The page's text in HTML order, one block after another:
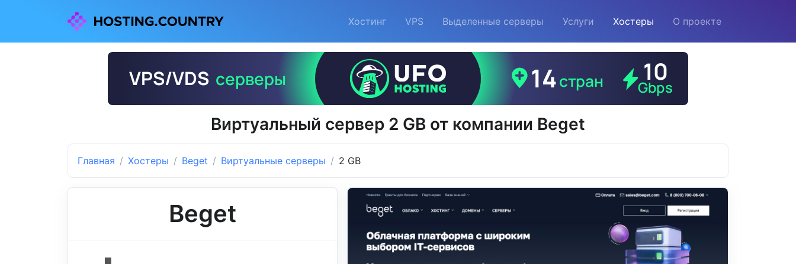
Хостинг VPS Выделенные серверы Услуги Хостеры О проекте
Виртуальный сервер 2 GB от компании Beget
Главная Хостеры Beget Виртуальные серверы 2 GB
Beget